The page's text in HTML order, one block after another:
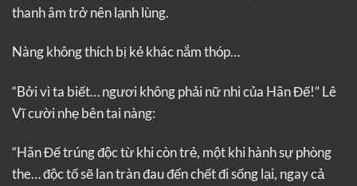
thanh âm trở nên lạnh lùng.
Nàng không thích bị kẻ khác nắm thóp…
“Bởi vì ta biết… ngươi không phải nữ nhi của Hãn Đế!” Lê
Vĩ cười nhẹ bên tai nàng:
“Hãn Đế trúng độc từ khi còn trẻ, một khi hành sự phòng
the… độc tố sẽ lan tràn đau đến chết đi sống lại, ngay cả